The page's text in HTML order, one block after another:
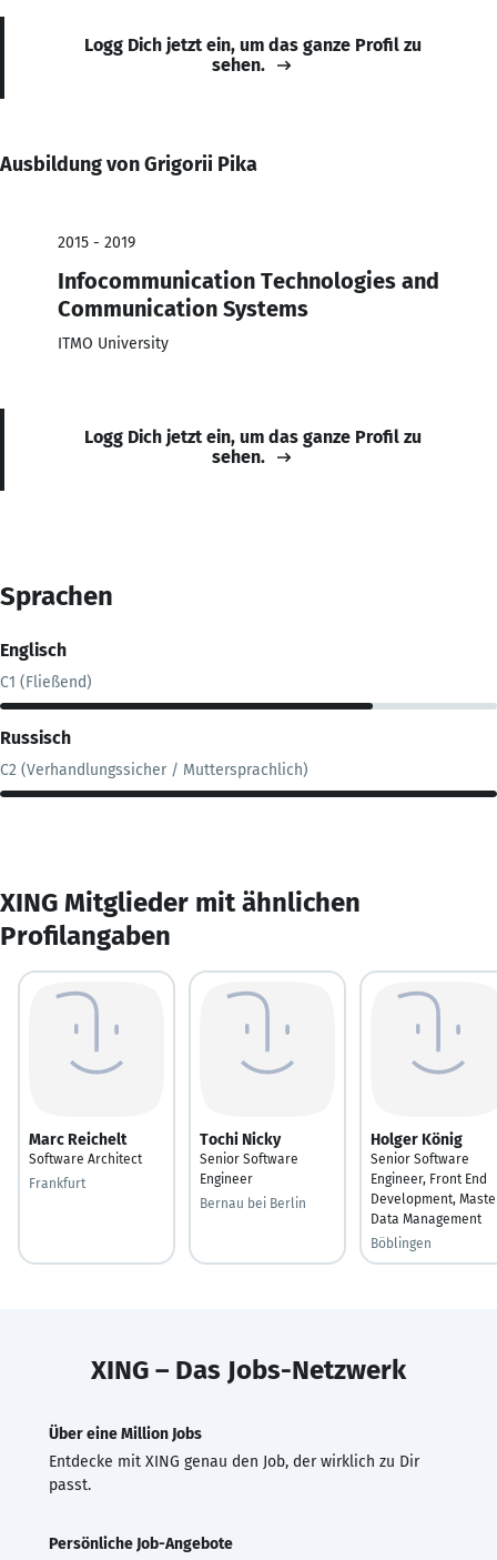
Logg Dich jetzt ein, um das ganze Profil zu
sehen.
Ausbildung von Grigorii Pika
2015 - 2019
Infocommunication Technologies and
Communication Systems
ITMO University
Logg Dich jetzt ein, um das ganze Profil zu
sehen.
Sprachen
Englisch
C1 (Fließend)
Russisch
C2 (Verhandlungssicher / Muttersprachlich)
XING Mitglieder mit ähnlichen
Profilangaben
Marc Reichelt
Software Architect
Frankfurt
Tochi Nicky
Senior Software
Engineer
Bernau bei Berlin
Holger König
Senior Software
Engineer, Front End
Development,
Data Management
Böblingen
XING – Das Jobs-Netzwerk
Über eine Million Jobs
Entdecke mit XING genau den Job, der wirklich zu Dir
passt.
Persönliche Job-Angebote